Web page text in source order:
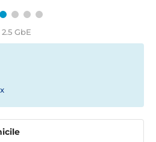
GbE